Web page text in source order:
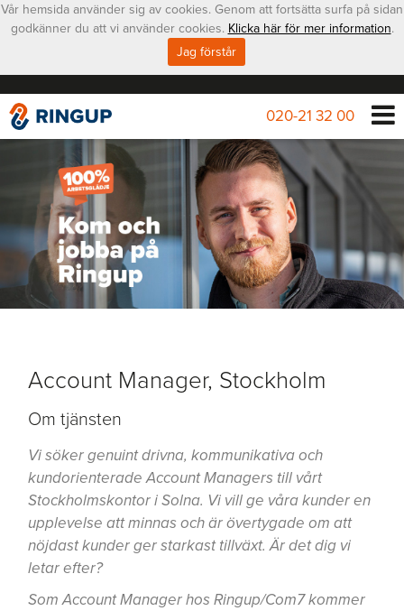
020-21 32 00
Account Manager, Stockholm
Om tjänsten
Vi söker genuint drivna, kommunikativa och
kundorienterade Account Managers till vårt
Stockholmskontor i Solna. Vi vill ge våra kunder en
upplevelse att minnas och är övertygade om att
nöjdast kunder ger starkast tillväxt. Är det dig vi
letar efter?
Som Account Manager hosRingup/Com7 kommer
Vår hemsida använder sig av cookies. Genom att fortsätta surfa på sidan
godkänner du att vi använder cookies. Klicka här för mer information.
Jag förstår